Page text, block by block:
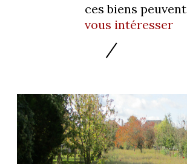
ces biens peuvent
vous intéresser